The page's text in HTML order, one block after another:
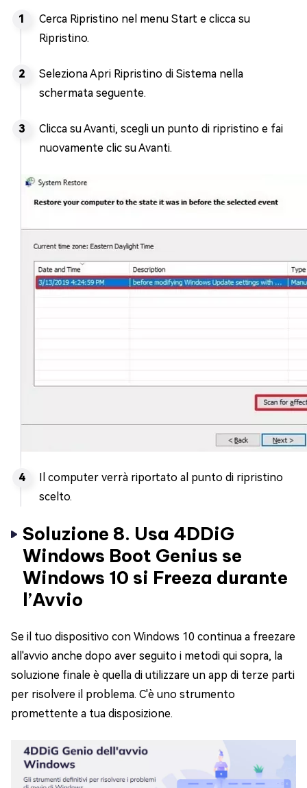
Cerca Ripristino nel menu Start e clicca su
Ripristino.
Seleziona Apri Ripristino di Sistema nella
schermata seguente.
Clicca su Avanti, scegli un punto di ripristino e fai
nuovamente clic su Avanti.
Il computer verrà riportato al punto di ripristino
scelto.
Soluzione 8. Usa 4DDiG
Windows Boot Genius se
Windows 10 si Freeza durante
l’Avvio
Se il tuo dispositivo con Windows 10 continua a freezare
all'avvio anche dopo aver seguito i metodi qui sopra, la
soluzione finale è quella di utilizzare un app di terze parti
per risolvere il problema. C'è uno strumento
promettente a tua disposizione.